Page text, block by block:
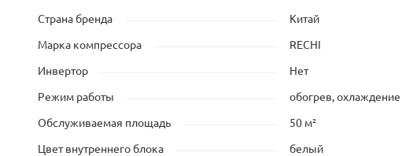
Страна бренда Китай
Марка компрессора RECHI
Инвертор Нет
Режим работы обогрев, охлаждение
Обслуживаемая площадь 50 м²
Цвет внутреннего блока белый